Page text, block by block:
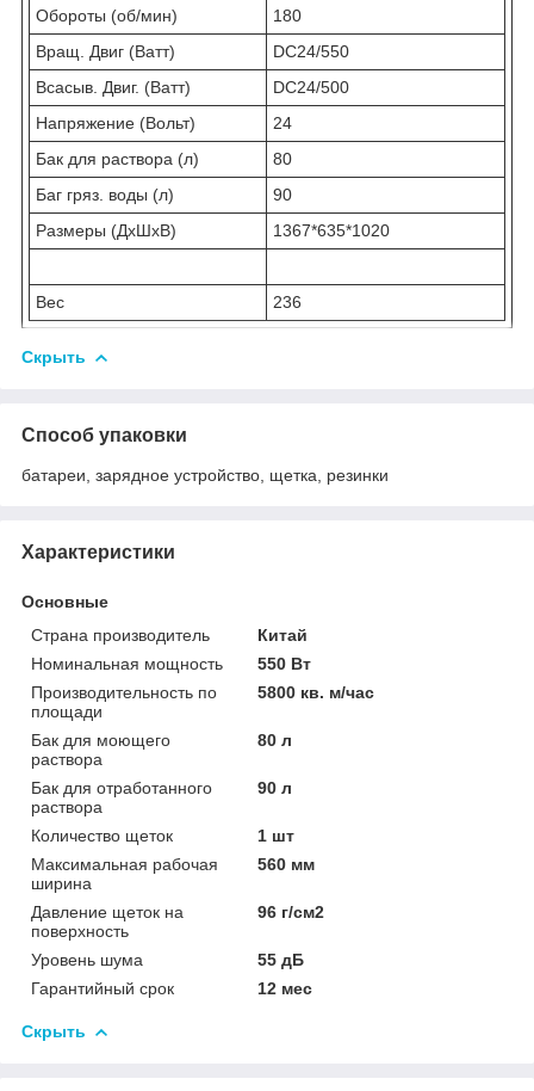
Обороты (об/мин)
180
Вращ. Двиг (Ватт)
DC24/550
Всасыв. Двиг. (Ватт)
DC24/500
Напряжение (Вольт)
24
Бак для раствора (л)
80
Баг гряз. воды (л)
90
Размеры (ДхШхВ)
1367*635*1020
Вес 236
Скрыть
Способ упаковки
батареи, зарядное устройство, щетка, резинки
Характеристики
Основные
Страна производитель
Китай
Номинальная мощность
550 Вт
Производительность по
площади
5800 кв. м/час
Бак для моющего
раствора
80 л
Бак для отработанного
раствора
90 л
Количество щеток
1 шт
Максимальная рабочая
ширина
560 мм
Давление щеток на
поверхность
96 г/см2
Уровень шума
55 дБ
Гарантийный срок
12 мес
Скрыть